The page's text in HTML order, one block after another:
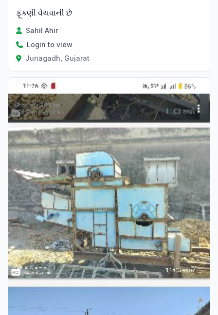
ફૂંકણી વેચવાની છે
Sahil Ahir
Login to view
Junagadh, Gujarat